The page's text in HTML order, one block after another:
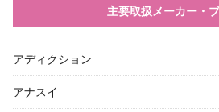
主要取扱メーカー・
アディクション
アナスイ